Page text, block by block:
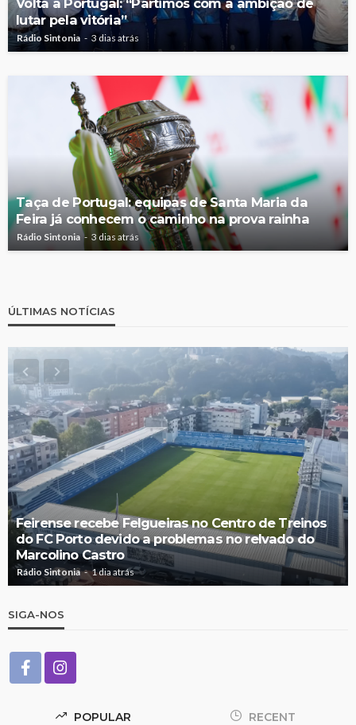
lutar pela vitória”
Rádio Sintonia 3 dias atrás
Taça de Portugal: equipas de Santa Maria da
Feira já conhecem o caminho na prova rainha
Rádio Sintonia 3 dias atrás
ÚLTIMAS NOTÍCIAS
Feirense recebe Felgueiras no Centro de Treinos
do FC Porto devido a problemas no relvado do
Marcolino Castro
Rádio Sintonia 1 dia atrás
SIGA-NOS
POPULAR RECENT